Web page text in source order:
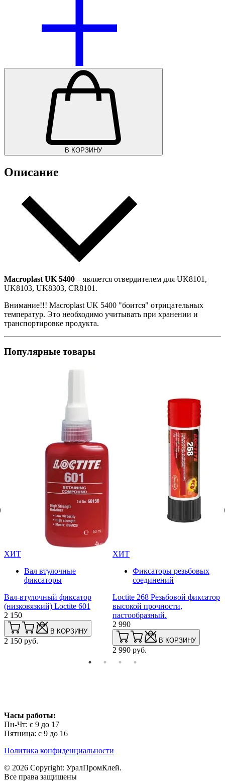
В КОРЗИНУ
Описание
Macroplast UK 5400 – является отвердителем для UK8101,
UK8103, UK8303, CR8101.
Внимание!!! Macroplast UK 5400 "боится" отрицательных
температур. Это необходимо учитывать при хранении и
транспортировке продукта.
Популярные товары
ХИТ
Вал втулочные
фиксаторы
Вал-втулочный фиксатор
(низковязкий) Loctite 601
2 150
В КОРЗИНУ
2 150 руб.
ХИТ
Фиксаторы резьбовых
соединений
Loctite 268 Резьбовой фиксатор
высокой прочности,
пастообразный.
2 990
В КОРЗИНУ
2 990 руб.
Часы работы:
Пн-Чт: с 9 до 17
Пятница: с 9 до 16
Политика конфиденциальности
© 2026 Copyright: УралПромКлей.
Все права защищены